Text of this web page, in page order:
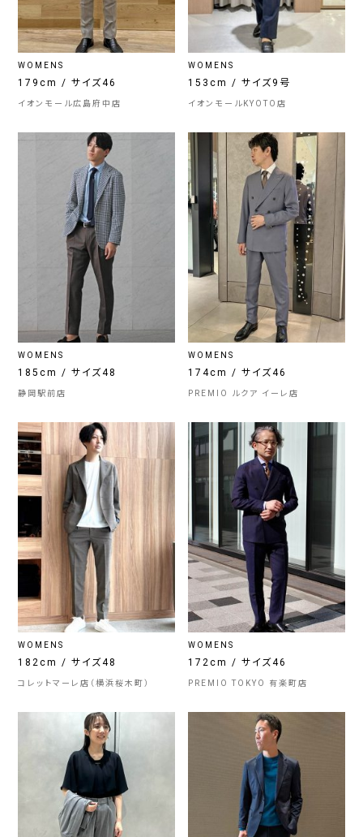
WOMENS
179cm / サイズ46
イオンモール広島府中店
WOMENS
153cm / サイズ9号
イオンモールKYOTO店
WOMENS
185cm / サイズ48
静岡駅前店
WOMENS
174cm / サイズ46
PREMIO ルクア イーレ店
WOMENS
182cm / サイズ48
コレットマーレ店（横浜桜木町）
WOMENS
172cm / サイズ46
PREMIO TOKYO 有楽町店